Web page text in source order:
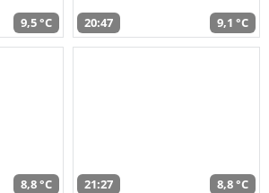
9,5 °C 20:47 9,1 °C
8,8 °C 21:27 8,8 °C